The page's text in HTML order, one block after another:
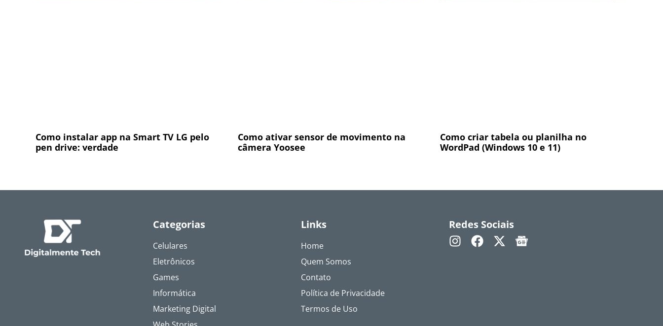
Como instalar app na Smart TV LG pelo
pen drive: verdade
Como ativar sensor de movimento na
câmera Yoosee
Como criar tabela ou planilha no
WordPad (Windows 10 e 11)
Categorias
Celulares
Eletrônicos
Games
Informática
Marketing Digital
Links
Home
Quem Somos
Contato
Política de Privacidade
Termos de Uso
Redes Sociais